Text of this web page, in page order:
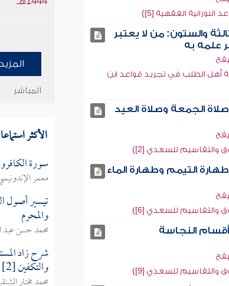
الفقهية [5])
والستون: من لا يعتبر
علمه به
الطلب في تجريد قواعد ابن
الجمعة وصلاة العيد
والتقاسيم للسعدي [2])
التيمم وطهارة الماء
والتقاسيم للسعدي [6])
النجاسة
والتقاسيم للسعدي [9])
المزيد
المباشر
الأكثر
سورة
معمر
تيسير أصول
والمحرم
محمد حسن عبد
شرح زاد
والتكفين [2]